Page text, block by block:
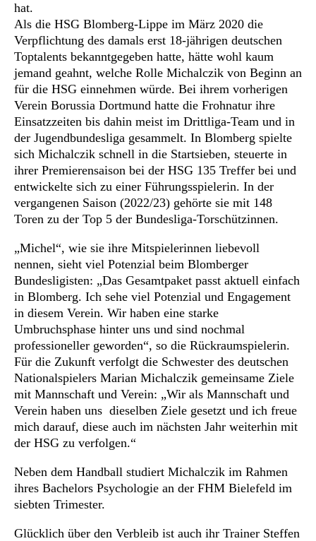
hat.
Als die HSG Blomberg-Lippe im März 2020 die
Verpflichtung des damals erst 18-jährigen deutschen
Toptalents bekanntgegeben hatte, hätte wohl kaum
jemand geahnt, welche Rolle Michalczik von Beginn an
für die HSG einnehmen würde. Bei ihrem vorherigen
Verein Borussia Dortmund hatte die Frohnatur ihre
Einsatzzeiten bis dahin meist im Drittliga-Team und in
der Jugendbundesliga gesammelt. In Blomberg spielte
sich Michalczik schnell in die Startsieben, steuerte in
ihrer Premierensaison bei der HSG 135 Treffer bei und
entwickelte sich zu einer Führungsspielerin. In der
vergangenen Saison (2022/23) gehörte sie mit 148
Toren zu der Top 5 der Bundesliga-Torschützinnen.
„Michel“, wie sie ihre Mitspielerinnen liebevoll
nennen, sieht viel Potenzial beim Blomberger
Bundesligisten: „Das Gesamtpaket passt aktuell einfach
in Blomberg. Ich sehe viel Potenzial und Engagement
in diesem Verein. Wir haben eine starke
Umbruchsphase hinter uns und sind nochmal
professioneller geworden“, so die Rückraumspielerin.
Für die Zukunft verfolgt die Schwester des deutschen
Nationalspielers Marian Michalczik gemeinsame Ziele
mit Mannschaft und Verein: „Wir als Mannschaft und
Verein haben uns dieselben Ziele gesetzt und ich freue
mich darauf, diese auch im nächsten Jahr weiterhin mit
der HSG zu verfolgen.“
Neben dem Handball studiert Michalczik im Rahmen
ihres Bachelors Psychologie an der FHM Bielefeld im
siebten Trimester.
Glücklich über den Verbleib ist auch ihr Trainer Steffen